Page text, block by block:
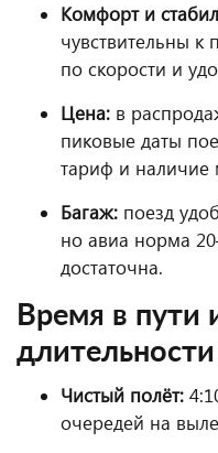
Комфорт и
чувствительны к
по скорости и
Цена: в
пиковые даты
тариф и наличие
Багаж: поезд
но авиа норма
достаточна.
Время в пути
длительности
Чистый полёт:
очередей на